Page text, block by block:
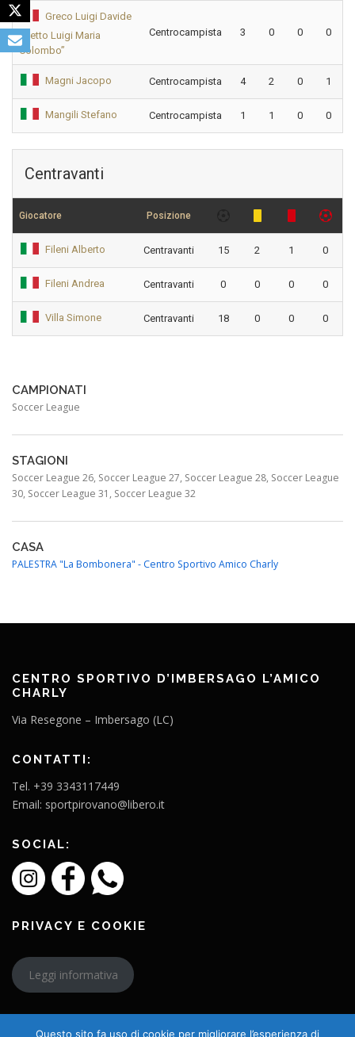
Greco Luigi Davide
“Detto Luigi Maria
Colombo”
Centrocampista 3 0 0 0
Magni Jacopo Centrocampista 4 2 0 1
Mangili Stefano Centrocampista 1 1 0 0
Centravanti
Giocatore Posizione
Fileni Alberto Centravanti 15 2 1 0
Fileni Andrea Centravanti 0 0 0 0
Villa Simone Centravanti 18 0 0 0
CAMPIONATI
Soccer League
STAGIONI
Soccer League 26, Soccer League 27, Soccer League 28, Soccer League
30, Soccer League 31, Soccer League 32
CASA
PALESTRA "La Bombonera" - Centro Sportivo Amico Charly
CENTRO SPORTIVO D’IMBERSAGO L’AMICO
CHARLY
Via Resegone – Imbersago (LC)
CONTATTI:
Tel. +39 3343117449
Email: sportpirovano@libero.it
SOCIAL:
PRIVACY E COOKIE
Leggi informativa
Questo sito fa uso di cookie per migliorare l’esperienza di